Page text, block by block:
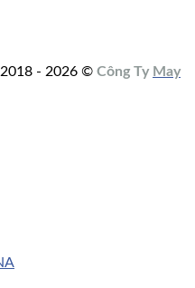
2018 - 2026 © Công Ty May